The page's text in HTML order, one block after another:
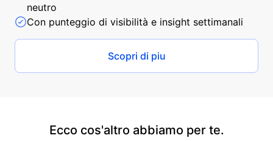
neutro
Con punteggio di visibilità e insight settimanali
Scopri di piu
Ecco cos'altro abbiamo per te.